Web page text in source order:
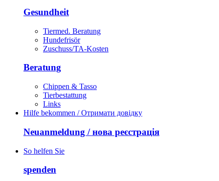
Gesundheit
Tiermed. Beratung
Hundefrisör
Zuschuss/TA-Kosten
Beratung
Chippen & Tasso
Tierbestattung
Links
Hilfe bekommen / Отримати довідку
Neuanmeldung / нова реєстрація
So helfen Sie
spenden